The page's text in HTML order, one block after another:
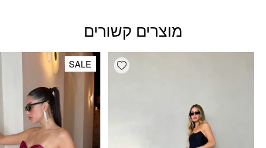
מוצרים קשורים
Add wishlist
SALE